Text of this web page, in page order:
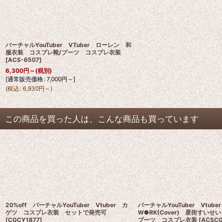
バーチャルYouTuber VTuber ローレン 和
服衣装 コスプレ靴/ブーツ コスプレ衣装
[ACS-6507]
6,300円～ (税別)
[通常販売価格: 7,000円～]
(税込: 6,930円～)
この商品を買った人は、こんな商品も買っています
20%off バーチャルYouTuber Vtuber カ
ゲツ コスプレ衣装 セットで発売可
[CGCY1877]
バーチャルYouTuber
W●RK(Cover) 星街すいせ
ブーツ コスプレ衣装 [